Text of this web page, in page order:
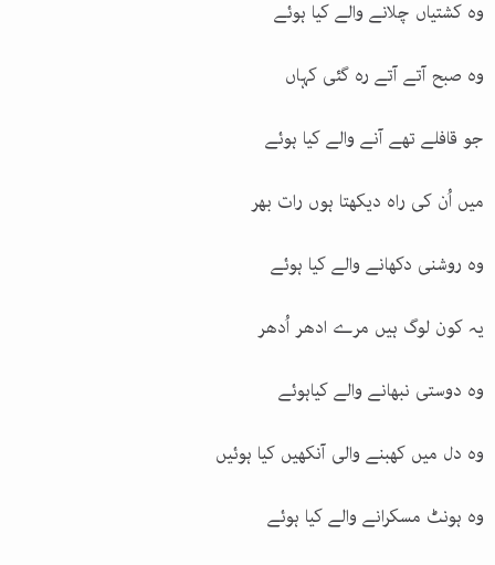
وہ کشتیاں چلانے والے کیا ہوئے
وہ صبح آتے آتے رہ گئی کہاں
جو قافلے تھے آنے والے کیا ہوئے
میں اُن کی راہ دیکھتا ہوں رات بھر
وہ روشنی دکھانے والے کیا ہوئے
یہ کون لوگ ہیں مرے ادھر اُدھر
وہ دوستی نبھانے والے کیاہوئے
وہ دل میں کھبنے والی آنکھیں کیا ہوئیں
وہ ہونٹ مسکرانے والے کیا ہوئے